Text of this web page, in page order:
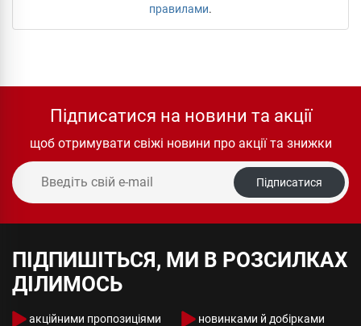
правилами.
Підписатися на новини та акції
щоб отримувати свіжі новини про акції та знижки
Підписатися
ПІДПИШІТЬСЯ, МИ В РОЗСИЛКАХ
ДІЛИМОСЬ
акційними пропозиціями новинками й добірками